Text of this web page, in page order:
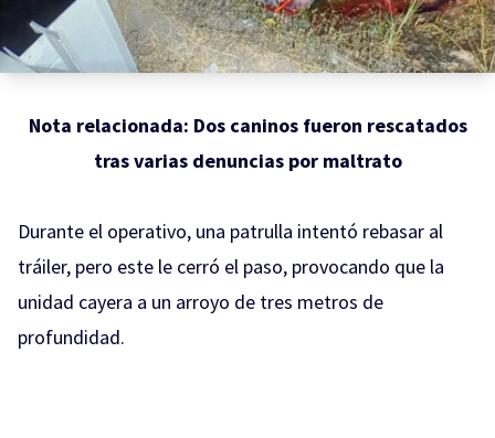
Nota relacionada: Dos caninos fueron rescatados
tras varias denuncias por maltrato
Durante el operativo, una patrulla intentó rebasar al
tráiler, pero este le cerró el paso, provocando que la
unidad cayera a un arroyo de tres metros de
profundidad.